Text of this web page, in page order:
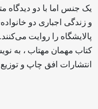
یک جنس اما با دو دیدگاه
و زندگی اجباری دو
پالایشگاه را روایت می‌کنند.
کتاب مهمان مهتاب ، به
انتشارات افق چاپ و